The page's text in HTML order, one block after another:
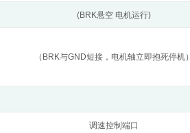
(BRK悬空 电机运行)
（BRK与GND短接，电机轴立即抱死停机）
调速控制端口